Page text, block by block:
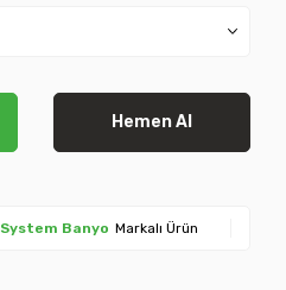
Hemen Al
System Banyo Markalı Ürün